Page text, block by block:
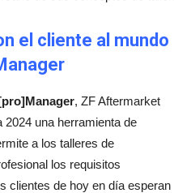
el cliente al mundo
, ZF Aftermarket
2024 una herramienta de
a los talleres de
los requisitos
clientes de hoy en día esperan